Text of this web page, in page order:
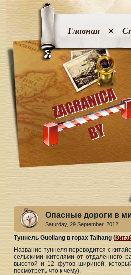
Главная
Опасные дороги в
Saturday, 29 September. 2012
Туннель Guoliang в горах Taihang (
Название туннеля переводится с
сельскими жителями от отдалённого
высотой и 12 футов шириной,
посмотреть что к чему).